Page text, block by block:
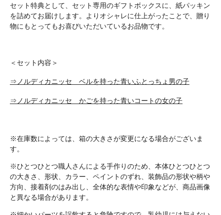
セット特典として、セット専用のギフトボックスに、紙パッキン
を詰めてお届けします。よりオシャレに仕上がったことで、贈り
物にもとってもお喜びいただいているお品物です。
＜セット内容＞
⇒ノルディカニッセ ベルを持った青いふとっちょ男の子
⇒ノルディカニッセ かごを持った青いコートの女の子
※在庫数によっては、箱の大きさが変更になる場合がございま
す。
※ひとつひとつ職人さんによる手作りのため、本体ひとつひとつ
の大きさ、形状、カラー、ペイントのずれ、装飾品の形状や柄や
方向、接着剤のはみ出し、全体的な表情や印象などが、商品画像
と異なる場合があります。